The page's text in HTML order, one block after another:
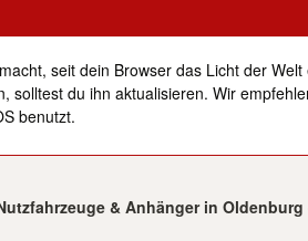
seit dein Browser das Licht der
solltest du ihn aktualisieren. Wir
benutzt.
& Anhänger in Oldenburg